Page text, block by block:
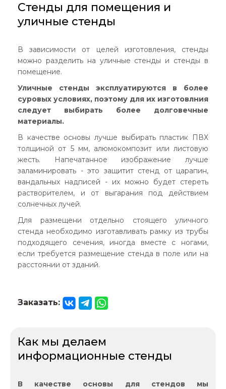
Стенды для помещения и
уличные стенды
В зависимости от целей изготовления, стенды
можно разделить на уличные стенды и стенды в
помещение.
Уличные стенды эксплуатируются в более
суровых условиях, поэтому для их изготовлния
следует выбирать более долговечные
материалы.
В качестве основы лучше выбирать пластик ПВХ
толщиной от 5 мм, алюмокомпозит или листовую
жесть. Напечатанное изображение лучше
заламинировать - это защитит стенд от царапин,
вандальных надписей - их можно будет стереть
растворителем, и от выгарания под действием
солнечных лучей.
Для размещени отдельно стоящего уличного
стенда необходимо изготавливать рамку из трубы
подходящего сечения, иногда вместе с ногами,
если требуется размещение стенда в поле или на
расстоянии от зданий.
Заказать:
Как мы делаем
информационные стенды
В качестве основы для стендов мы